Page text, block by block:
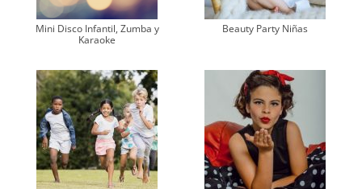
Mini Disco Infantil, Zumba y
Karaoke
Beauty Party Niñas